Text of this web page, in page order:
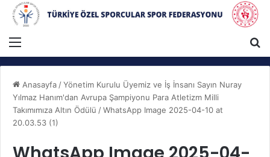
Anasayfa/Yönetim Kurulu Üyemiz ve İş İnsanı Sayın Nuray
Yılmaz Hanım'dan Avrupa Şampiyonu Para Atletizm Milli
Takımımıza Altın Ödülü /WhatsApp Image 2025-04-10 at
20.03.53 (1)